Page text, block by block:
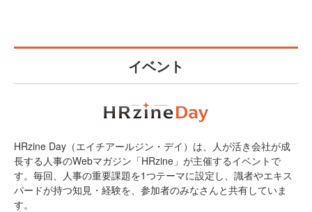
イベント
HRzine Day（エイチアールジン・デイ）は、人が活き会社が成
長する人事のWebマガジン「HRzine」が主催するイベントで
す。毎回、人事の重要課題を1つテーマに設定し、識者やエキス
パードが持つ知見・経験を、参加者のみなさんと共有していま
す。